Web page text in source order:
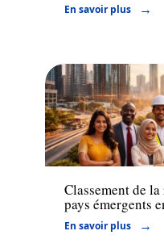
En savoir plus
Actu
Classement de
pays émergents
En savoir plus